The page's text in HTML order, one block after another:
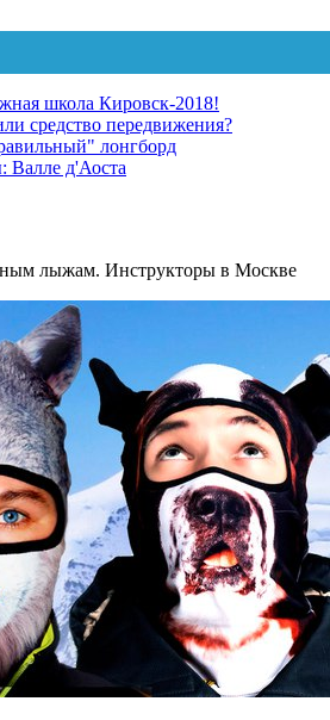
школа Кировск-2018!
средство передвижения?
лонгборд
д'Аоста
лыжам. Инструкторы в Москве